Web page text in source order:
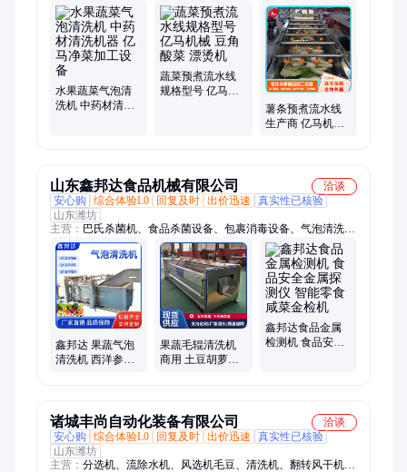
芋、沙拉净菜、机械薯片、地瓜清洗、土豆清洗、机械蔬菜、机
械鸭苗、机械土豆、机械蒸煮、薯片净菜、芦笋清洗、机械芋
头、机械地瓜、杀菌设备、巴氏灭菌、机械果蔬、果蔬净菜、机
械净菜、草莓净菜、机械蛋糕
水果蔬菜气泡清
洗机 中药材清洗
蔬菜预煮流水线
规格型号 亿马机
薯条预煮流水线
生产商 亿马机械
山东鑫邦达食品机械有限公司
洽谈
安心购
综合体验L0 回复及时 出价迅速
真实性已核验
山东潍坊
主营： 巴氏杀菌机、食品杀菌设备、包裹消毒设备、气泡清洗
机、托盘清洗设备、周转筐清洗设备、低温灭菌流水线
鑫邦达 果蔬气泡
清洗机 西洋参中
果蔬毛辊清洗机
商用 土豆胡萝卜
鑫邦达食品金属
检测机 食品安全
诸城丰尚自动化装备有限公司
洽谈
安心购
综合体验L0 回复及时 出价迅速
真实性已核验
山东潍坊
主营： 分选机、流除水机、风选机毛豆、清洗机、翻转风干机、